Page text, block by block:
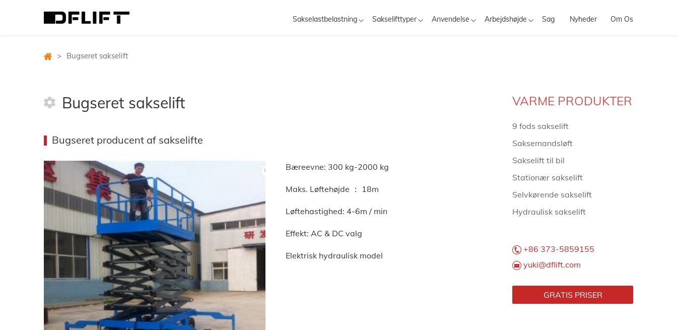
Sakselastbelastning Sakselifttyper Anvendelse Arbejdshøjde Sag Nyheder Om Os
> Bugseret sakselift
Bugseret sakselift
Bugseret producent af sakselifte
Bæreevne: 300 kg-2000 kg
Maks. Løftehøjde ： 18m
Løftehastighed: 4-6m / min
Effekt: AC & DC valg
Elektrisk hydraulisk model
VARME PRODUKTER
9 fods sakselift
Saksemandsløft
Sakselift til bil
Stationær sakselift
Selvkørende sakselift
Hydraulisk sakselift
+86 373-5859155
yuki@dflift.com
GRATIS PRISER